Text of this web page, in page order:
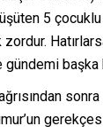
5
başka